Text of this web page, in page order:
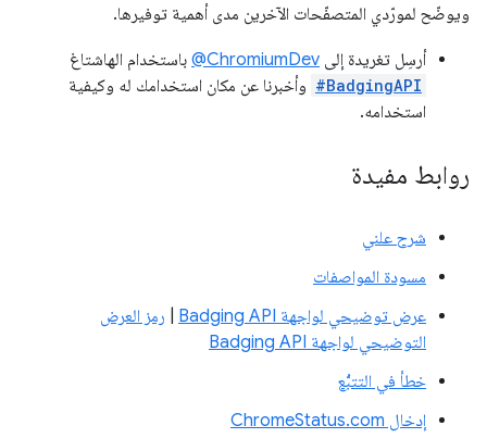
ويوضّح لمورّدي المتصفّحات الآخرين مدى أهمية توفيرها.
أرسِل تغريدة إلى ‎@ChromiumDev باستخدام الهاشتاغ
#BadgingAPI وأخبرنا عن مكان استخدامك له وكيفية
استخدامه.
روابط مفيدة
شرح علني
مسودة المواصفات
عرض توضيحي لواجهة Badging API
رمز العرض
التوضيحي لواجهة Badging API
خطأ في التتبُّع
إدخال ChromeStatus.com